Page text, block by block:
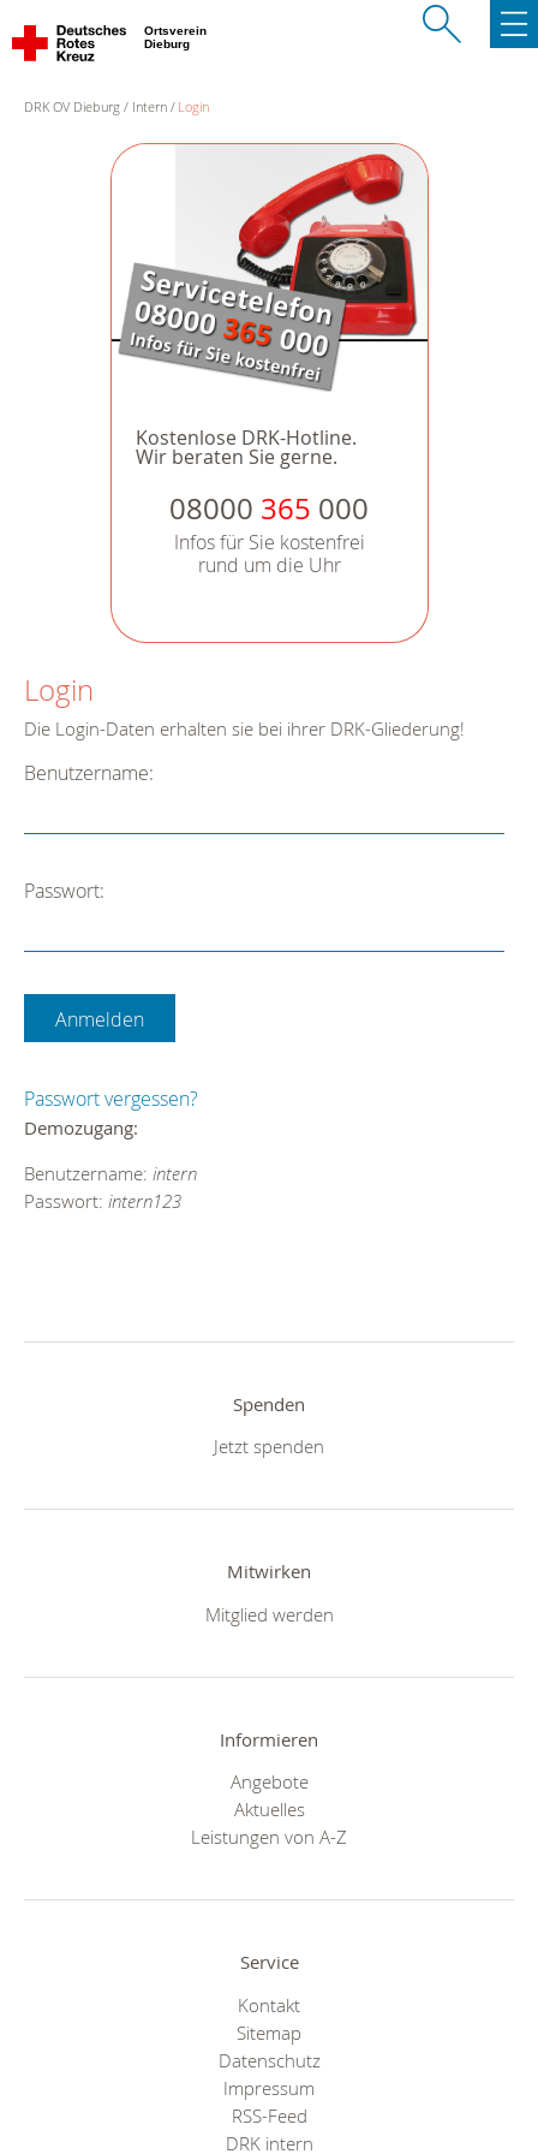
Ortsverein
Dieburg
DRK OV Dieburg Intern Login
Kostenlose DRK-Hotline.
Wir beraten Sie gerne.
08000 365 000
Infos für Sie kostenfrei
rund um die Uhr
Login
Die Login-Daten erhalten sie bei ihrer DRK-Gliederung!
Benutzername:
Passwort:
Passwort vergessen?
Demozugang:
Benutzername: intern
Passwort: intern123
Spenden
Jetzt spenden
Mitwirken
Mitglied werden
Informieren
Angebote
Aktuelles
Leistungen von A-Z
Service
Kontakt
Sitemap
Datenschutz
Impressum
RSS-Feed
DRK intern